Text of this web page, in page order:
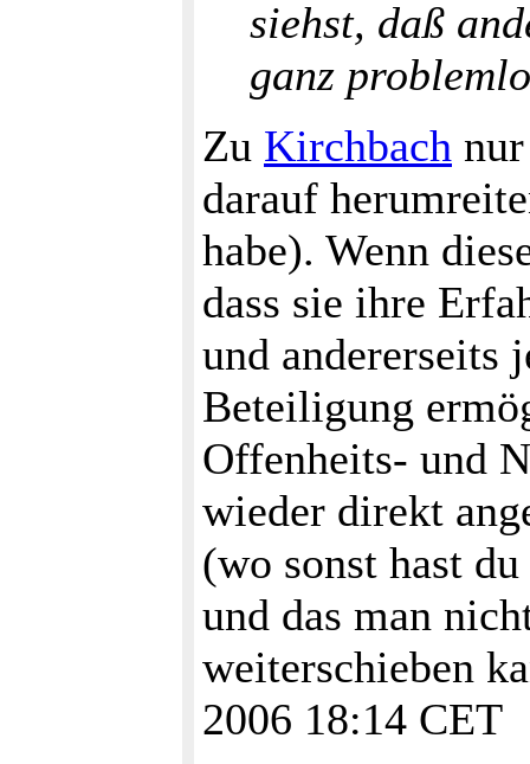
siehst, daß
ganz
Zu Kirchbach
darauf
habe). Wenn
dass sie ihre
und andererseits
Beteiligung
Offenheits- und
wieder direkt
(wo sonst hast
und das man
weiterschieben
2006 18:14 CET